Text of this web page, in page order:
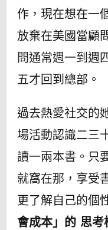
作，現在想在一
放棄在美國當顧
問通常週一到週
五才回到總部。
過去熱愛社交的
場活動認識二三
讀一兩本書。只
就窩在那，享受
更了解自己的個
會成本」的 思考